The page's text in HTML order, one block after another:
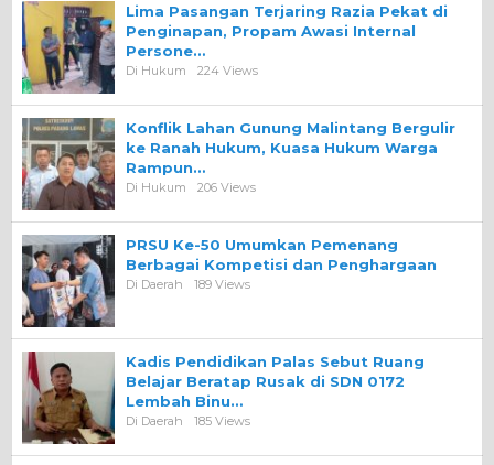
Lima Pasangan Terjaring Razia Pekat di
Penginapan, Propam Awasi Internal
Persone…
Di Hukum 224 Views
Konflik Lahan Gunung Malintang Bergulir
ke Ranah Hukum, Kuasa Hukum Warga
Rampun…
Di Hukum 206 Views
PRSU Ke-50 Umumkan Pemenang
Berbagai Kompetisi dan Penghargaan
Di Daerah 189 Views
Kadis Pendidikan Palas Sebut Ruang
Belajar Beratap Rusak di SDN 0172
Lembah Binu…
Di Daerah 185 Views